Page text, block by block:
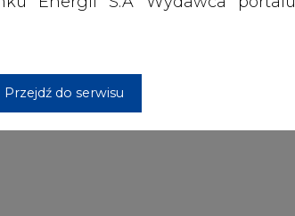
Przejdź do serwisu
cire.pl